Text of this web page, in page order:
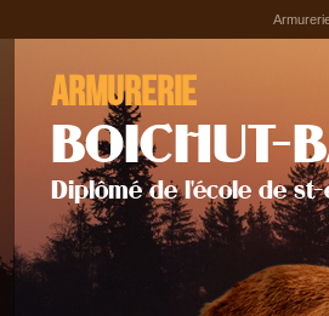
Armurerie
BOICHUT-
Diplômé de l'école de